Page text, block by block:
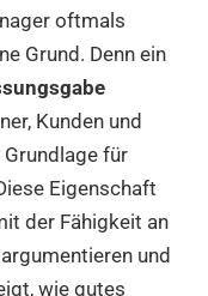
oftmals
Grund. Denn ein
Kunden und
für
Eigenschaft
der Fähigkeit an
und
wie gutes